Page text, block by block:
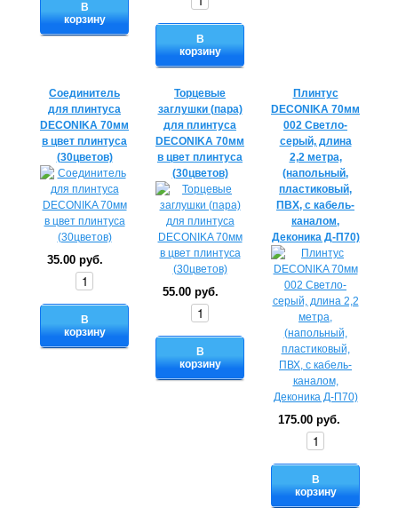
В
корзину
В
корзину
Соединитель
для плинтуса
DECONIKA 70мм
в цвет плинтуса
(30цветов)
35.00 руб.
В
корзину
Торцевые
заглушки (пара)
для плинтуса
DECONIKA 70мм
в цвет плинтуса
(30цветов)
55.00 руб.
В
корзину
Плинтус
DECONIKA 70мм
002 Светло-
серый, длина
2,2 метра,
(напольный,
пластиковый,
ПВХ, с кабель-
каналом,
Деконика Д-П70)
175.00 руб.
В
корзину